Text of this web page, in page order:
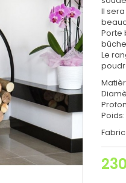
Il
Porte
Le